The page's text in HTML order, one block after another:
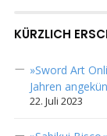
KÜRZLICH
»Sword Art
Jahren
22. Juli 2023